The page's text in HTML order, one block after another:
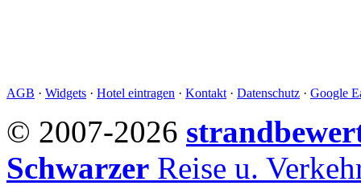
AGB · Widgets · Hotel eintragen · Kontakt · Datenschutz · Google
© 2007-2026
Schwarzer Reise u.